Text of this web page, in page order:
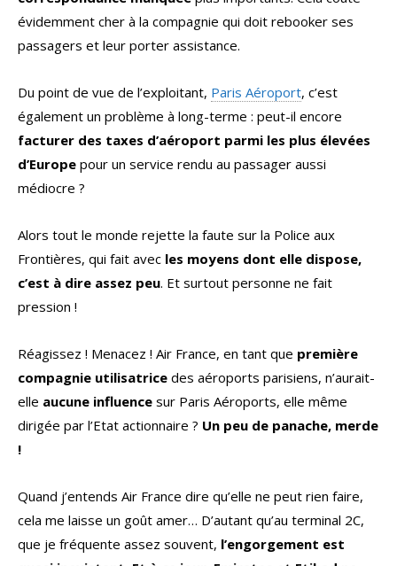
évidemment cher à la compagnie qui doit rebooker ses
passagers et leur porter assistance.
Du point de vue de l’exploitant, Paris Aéroport, c’est
également un problème à long-terme : peut-il encore
facturer des taxes d’aéroport parmi les plus élevées
d’Europe pour un service rendu au passager aussi
médiocre ?
Alors tout le monde rejette la faute sur la Police aux
Frontières, qui fait avec les moyens dont elle dispose,
c’est à dire assez peu. Et surtout personne ne fait
pression !
Réagissez ! Menacez ! Air France, en tant que première
compagnie utilisatrice des aéroports parisiens, n’aurait-
elle aucune influence sur Paris Aéroports, elle même
dirigée par l’Etat actionnaire ? Un peu de panache, merde
!
Quand j’entends Air France dire qu’elle ne peut rien faire,
cela me laisse un goût amer… D’autant qu’au terminal 2C,
que je fréquente assez souvent, l’engorgement est